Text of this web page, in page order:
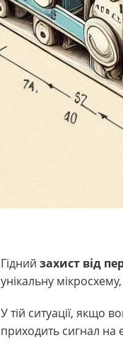
Гідний захист від
унікальну
У тій ситуації, якщо
приходить сигнал на